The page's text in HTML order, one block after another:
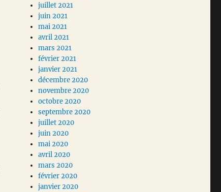
juillet 2021
juin 2021
mai 2021
avril 2021
mars 2021
février 2021
janvier 2021
décembre 2020
novembre 2020
octobre 2020
septembre 2020
juillet 2020
juin 2020
mai 2020
avril 2020
mars 2020
février 2020
janvier 2020